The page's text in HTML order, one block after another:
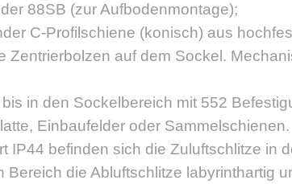
88SB (zur Aufbodenmontage);
C-Profilschiene (konisch) aus
Zentrierbolzen auf dem Sockel.
in den Sockelbereich mit 552
Einbaufelder oder Sammelschienen.
IP44 befinden sich die Zuluftschlitze in
die Abluftschlitze labyrinthartig